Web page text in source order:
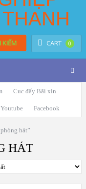
CART 0
KIẾM
Cục đẩy Bãi xịn
Facebook
hát”
HÁT